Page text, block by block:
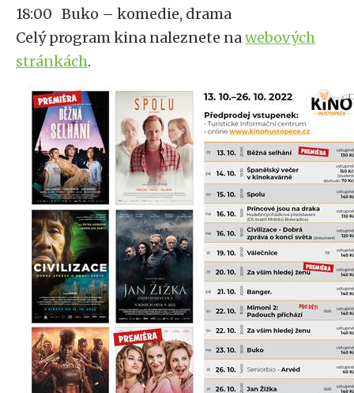
18:00 Buko – komedie, drama
Celý program kina naleznete nawebových
stránkách.